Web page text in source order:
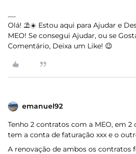
Olá! ⛱️☀️ Estou aqui para Ajudar e
MEO! Se consegui Ajudar, ou se
Comentário, Deixa um Like! 😉
emanuel92
Tenho 2 contratos com a MEO, em 2
tem a conta de faturação xxx e o
A renovação de ambos os contratos